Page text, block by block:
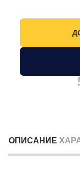
ОПИСАНИЕ